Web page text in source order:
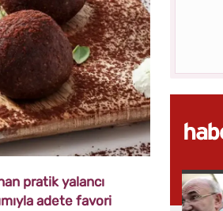
pratik yalancı
adete favori